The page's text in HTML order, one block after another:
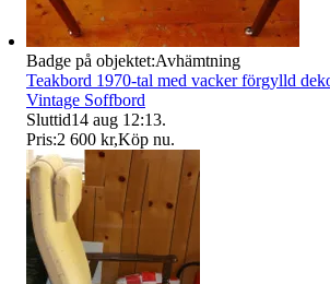
Badge på objektet:Avhämtning
Teakbord 1970-tal med vacker förgylld
Vintage Soffbord
Sluttid14 aug 12:13.
Pris:2 600 kr,Köp nu.